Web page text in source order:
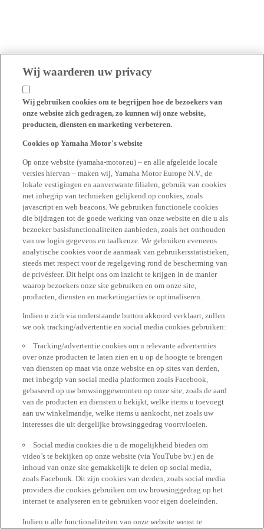
Wij waarderen uw privacy
Wij gebruiken cookies om te begrijpen hoe de bezoekers van
onze website zich gedragen, zo kunnen wij onze website,
producten, diensten en marketing verbeteren.
Cookies op Yamaha Motor's website
Op onze website (yamaha-motor.eu) – en alle afgeleide locale
versies hiervan – maken wij, Yamaha Motor Europe N.V., de
lokale vestigingen en aanverwante filialen, gebruik van cookies
met inbegrip van technieken gelijkend op cookies, zoals
javascript en web beacons. We gebruiken functionele cookies
die bijdragen tot de goede werking van onze website en die u als
bezoeker basisfunctionaliteiten aanbieden, zoals het onthouden
van uw login gegevens en taalkeuze. We gebruiken eveneens
analytische cookies voor de aanmaak van gebruikersstatistieken,
steeds met respect voor de regelgeving rond de bescherming van
de privésfeer. Dit helpt ons om inzicht te krijgen in de manier
waarop bezoekers onze site gebruiken en om onze site,
producten, diensten en marketingacties te optimaliseren.
Indien u zich via onderstaande button akkoord verklaart, zullen
we ook tracking/advertentie en social media cookies gebruiken:
Tracking/advertentie cookies om u relevante advertenties
over onze producten te laten zien en u op de hoogte te brengen
van diensten op maat via onze website en op sites van derden,
met inbegrip van social media platformen zoals Facebook,
gebaseerd op uw browsinggewoonten op onze site, zoals de aard
van de producten en diensten u bekijkt, welke items u toevoegt
aan uw winkelmandje, welke items u aankocht, net zoals uw
interesses die uit dergelijke browsinggedrag voortvloeien.
Social media cookies die u de mogelijkheid bieden om
video’s te bekijken op onze website (via YouTube bv.) en de
inhoud van onze site gemakkelijk te delen op social media,
zoals Facebook. Dit zijn cookies van derden, zoals social media
providers die cookies gebruiken om uw browsinggedrag op het
internet te analyseren en te gebruiken voor eigen doeleinden.
Indien u alle functionaliteiten van onze website wenst te